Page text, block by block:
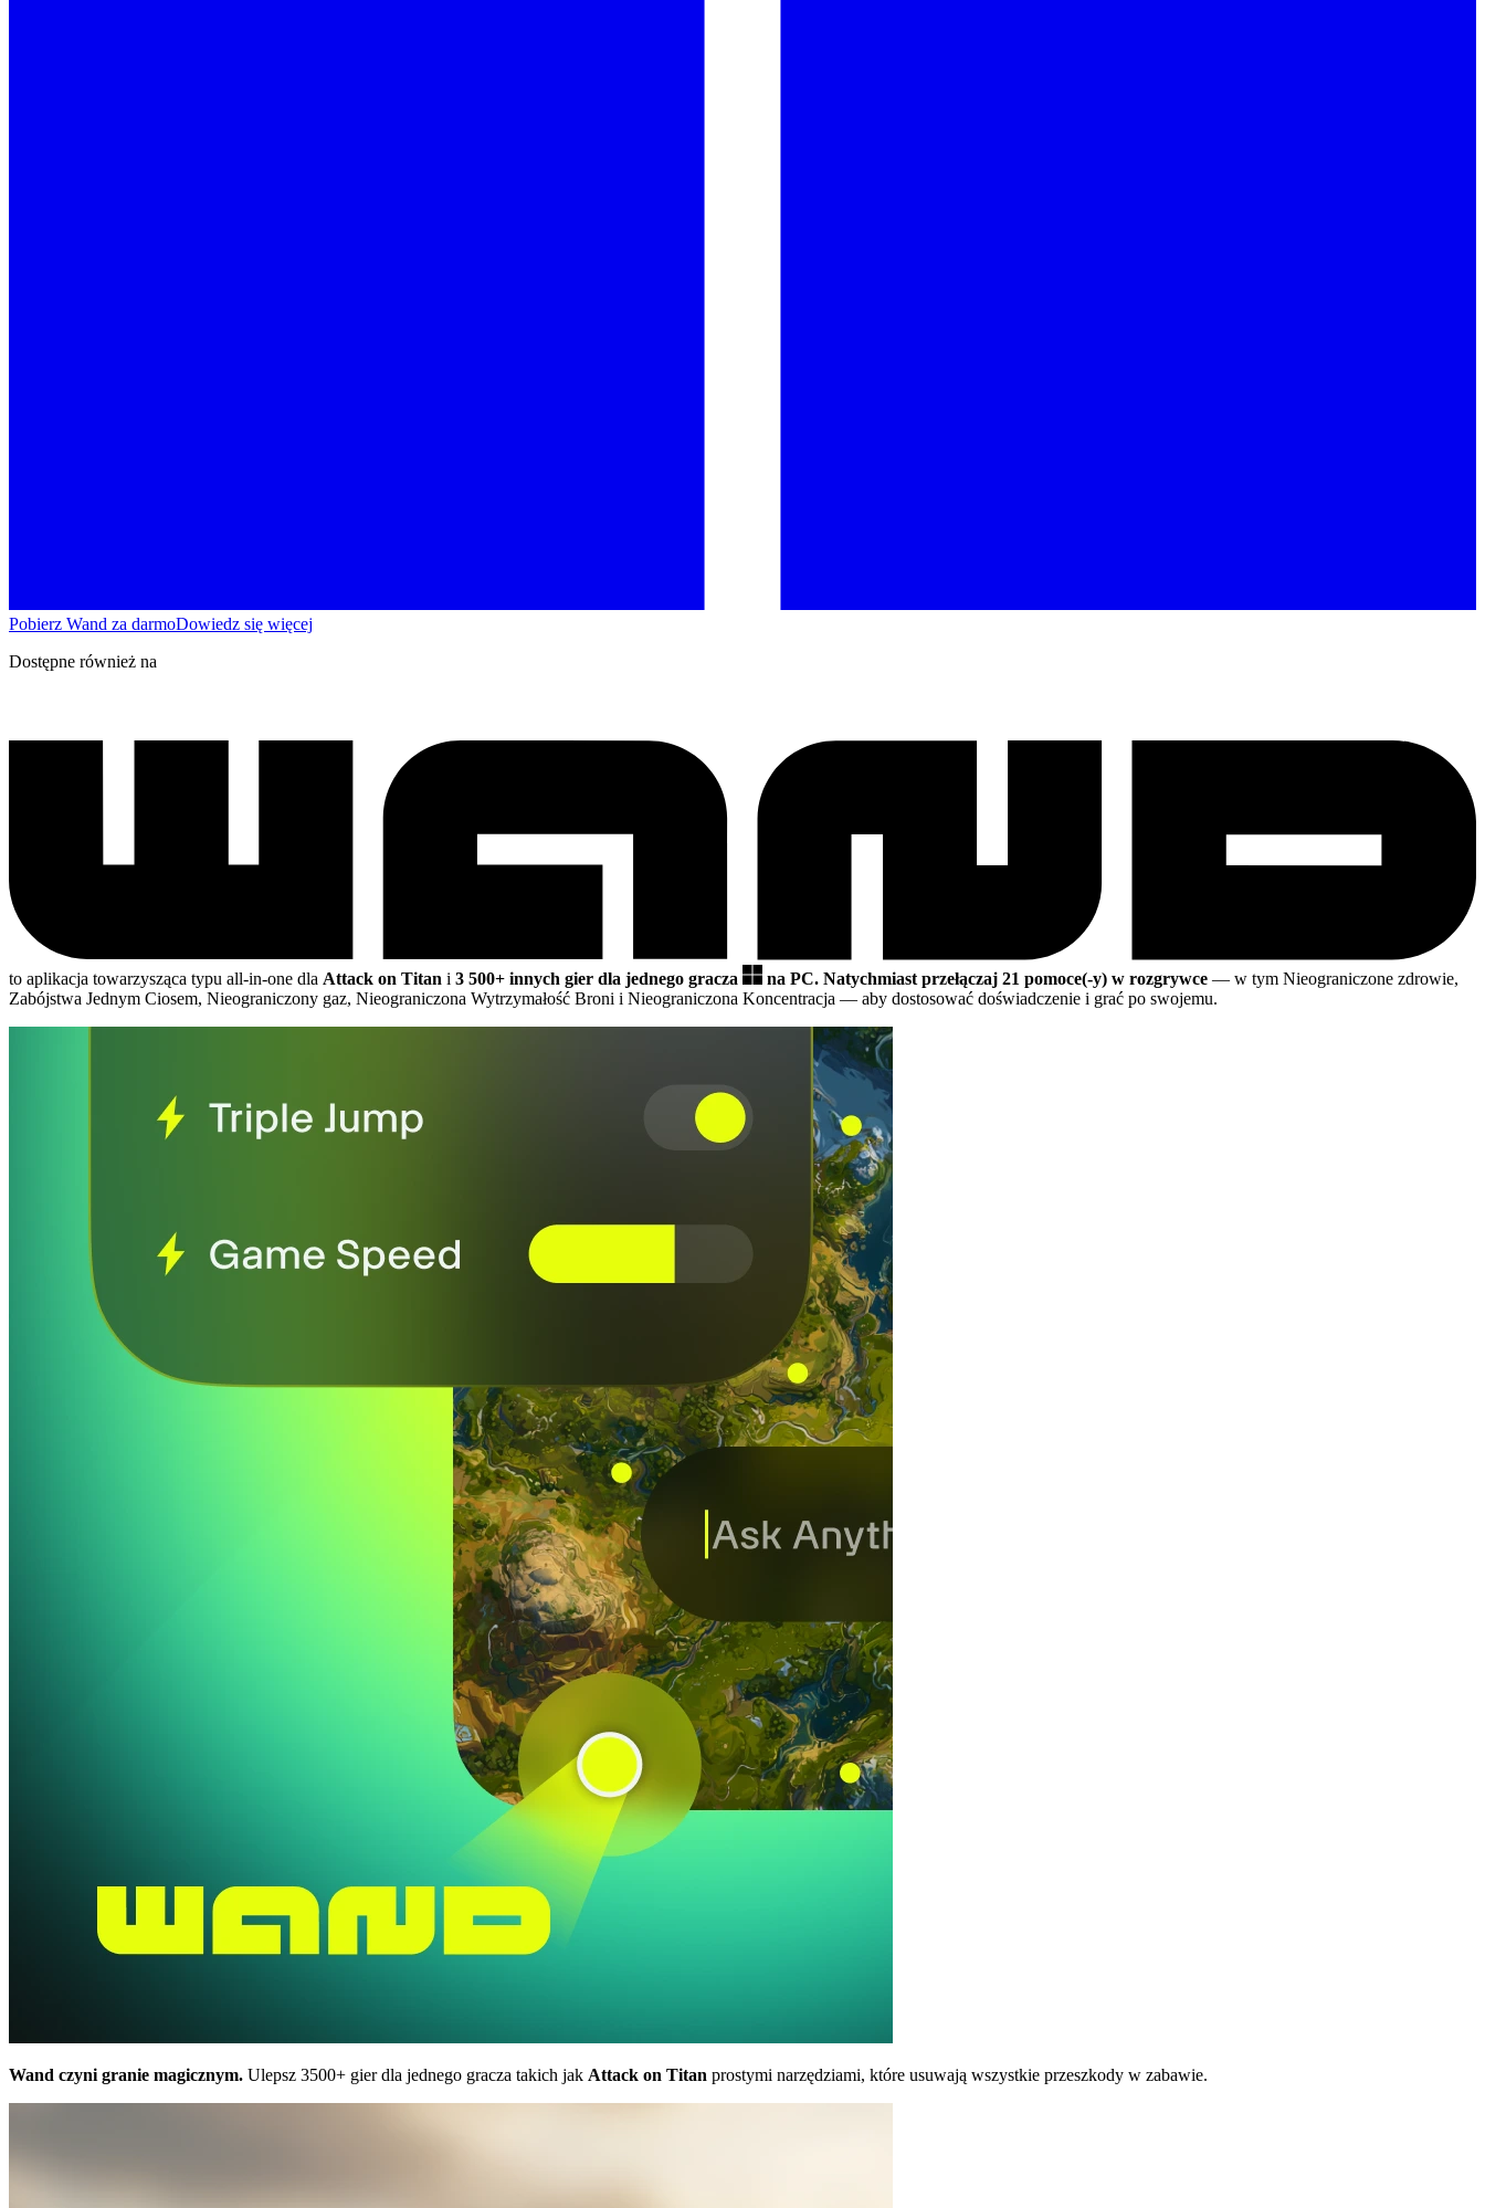
Pobierz Wand za darmoDowiedz się więcej
Dostępne również na
to aplikacja towarzysząca typu all-in-one dla Attack on Titan i 3 500+ innych gier dla jednego gracza na PC. Natychmiast przełączaj 21 pomoce(-y) w rozgrywce — w tym Nieograniczone zdrowie,
Zabójstwa Jednym Ciosem, Nieograniczony gaz, Nieograniczona Wytrzymałość Broni i Nieograniczona Koncentracja — aby dostosować doświadczenie i grać po swojemu.
Wand czyni granie magicznym. Ulepsz 3500+ gier dla jednego gracza takich jak Attack on Titan prostymi narzędziami, które usuwają wszystkie przeszkody w zabawie.